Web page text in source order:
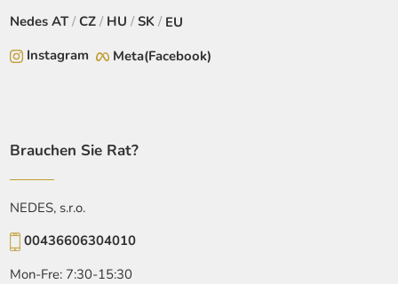
NedesAT / CZ / HU / SK / EU
Instagram
Meta(Facebook)
Brauchen Sie Rat?
NEDES, s.r.o.
00436606304010
Mon-Fre: 7:30-15:30